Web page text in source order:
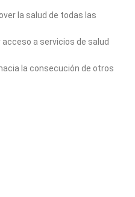
la salud de todas las
a servicios de salud
la consecución de otros